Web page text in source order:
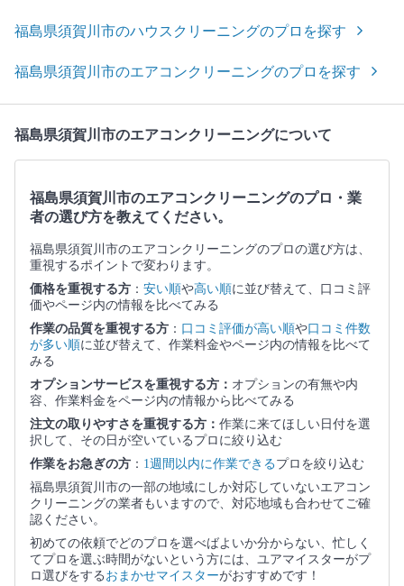
福島県須賀川市のハウスクリーニングのプロを探す
福島県須賀川市のエアコンクリーニングのプロを探す
福島県須賀川市のエアコンクリーニングについて
福島県須賀川市のエアコンクリーニングのプロ・業
者の選び方を教えてください。
福島県須賀川市のエアコンクリーニングのプロの選び方は、
重視するポイントで変わります。
価格を重視する方 ： 安い順や高い順に並び替えて、口コミ評
価やページ内の情報を比べてみる
作業の品質を重視する方 ： 口コミ評価が高い順や口コミ件数
が多い順に並び替えて、作業料金やページ内の情報を比べて
みる
オプションサービスを重視する方： オプションの有無や内
容、作業料金をページ内の情報から比べてみる
注文の取りやすさを重視する方： 作業に来てほしい日付を選
択して、その日が空いているプロに絞り込む
作業をお急ぎの方 ： 1週間以内に作業できるプロを絞り込む
福島県須賀川市の一部の地域にしか対応していないエアコン
クリーニングの業者もいますので、対応地域も合わせてご確
認ください。
初めての依頼でどのプロを選べばよいか分からない、忙しく
てプロを選ぶ時間がないという方には、ユアマイスターがプ
ロ選びをする おまかせマイスターがおすすめです！